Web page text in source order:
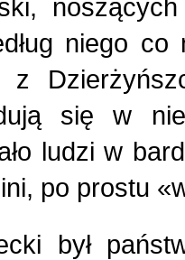
niego
z
się w
ludzi w
po prostu
był